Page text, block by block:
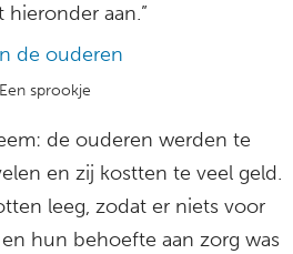
aan.”
de ouderen
Een sprookje
de ouderen werden te
en zij kostten te veel geld.
leeg, zodat er niets voor
hun behoefte aan zorg was